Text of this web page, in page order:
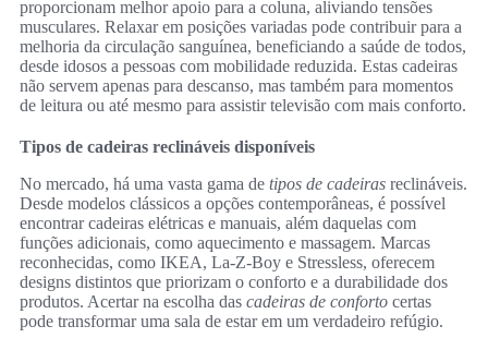
proporcionam melhor apoio para a coluna, aliviando tensões
musculares. Relaxar em posições variadas pode contribuir para a
melhoria da circulação sanguínea, beneficiando a saúde de todos,
desde idosos a pessoas com mobilidade reduzida. Estas cadeiras
não servem apenas para descanso, mas também para momentos
de leitura ou até mesmo para assistir televisão com mais conforto.
Tipos de cadeiras reclináveis disponíveis
No mercado, há uma vasta gama de tipos de cadeiras reclináveis.
Desde modelos clássicos a opções contemporâneas, é possível
encontrar cadeiras elétricas e manuais, além daquelas com
funções adicionais, como aquecimento e massagem. Marcas
reconhecidas, como IKEA, La-Z-Boy e Stressless, oferecem
designs distintos que priorizam o conforto e a durabilidade dos
produtos. Acertar na escolha das cadeiras de conforto certas
pode transformar uma sala de estar em um verdadeiro refúgio.